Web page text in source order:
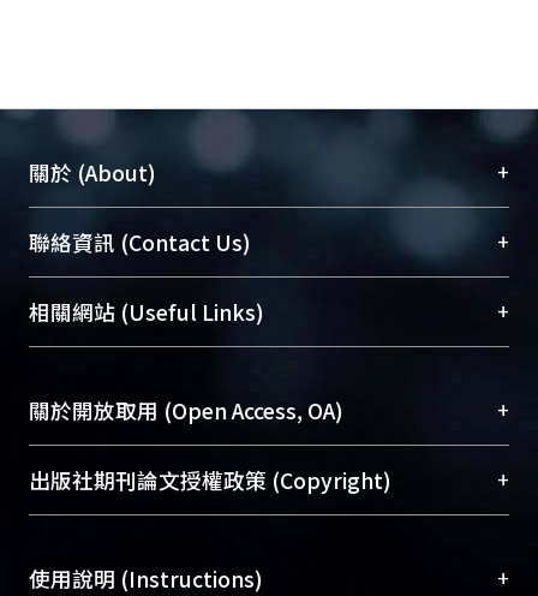
關於 (About) +
臺大位居世界頂尖大學之列，為永久珍藏及向國際
展現本校豐碩的研究成果及學術能量，圖書館整合
機構典藏（NTUR）與學術庫（AH）不同功能平
台，成為臺大學術典藏NTU scholars。期能整合研
成果。
To permanently archive and promote researcher
profiles and scholarly works, Library integrates the
services of “NTU Repository” with “Academic
聯絡資訊 (Contact Us) +
總館學科館員(Main Library)
醫學圖書館學科館員(Medical Library)
Sciences Library)
相關網站 (Useful Links) +
關於開放取用 (Open Access, OA) +
開放取用是從使用者角度提升資訊取用性的社會運
動，應用在學術研究上是透過將研究著作公開供使
用逐年攀升。同時可加速研究發展、提升研究影響
出版社期刊論文授權政策 (Copyright) +
含部分內容的版權非匯入者所有，或由第三方贊
使用說明 (Instructions) +